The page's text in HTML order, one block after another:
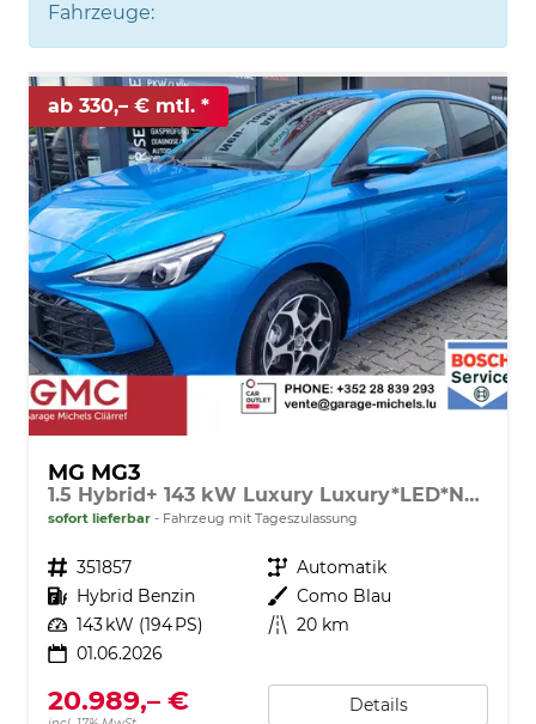
Fahrzeuge:
ab 330,– € mtl.
MG MG3
1.5 Hybrid+ 143 kW Luxury Luxury*LED*Navi*Shzg*Lhzg*PDC*360Cam*ACC*16"
sofort lieferbar Fahrzeug mit Tageszulassung
Fahrzeugnr. 351857 Getriebe Automatik
Kraftstoff Hybrid Benzin Außenfarbe Como Blau
Leistung 143 kW (194 PS) Kilometerstand 20 km
01.06.2026
20.989,– € Details